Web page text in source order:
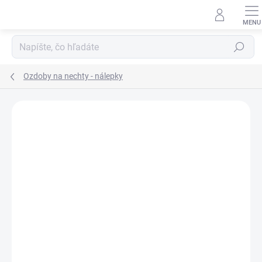
Hľadať
Ozdoby na nechty - nálepky